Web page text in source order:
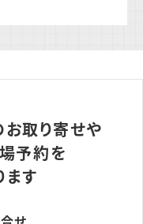
取り寄せや
予約を
ます